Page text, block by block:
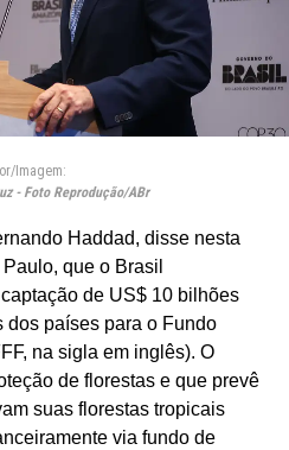
Imagem:
- Foto Reprodução/ABr
Haddad, disse nesta
que o Brasil
de US$ 10 bilhões
dos países para o Fundo
na sigla em inglês). O
de florestas e que prevê
suas florestas tropicais
via fundo de